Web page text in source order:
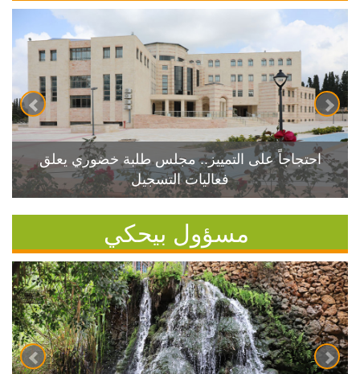
احتجاجاً على التمييز.. مجلس طلبة خضوري يعلق
فعاليات التسجيل
مسؤول بيحكي